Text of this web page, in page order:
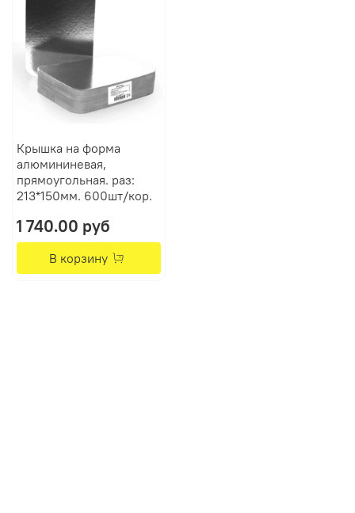
Крышка на форма
алюмининевая,
прямоугольная. раз:
213*150мм. 600шт/кор.
1 740.00 руб
В корзину